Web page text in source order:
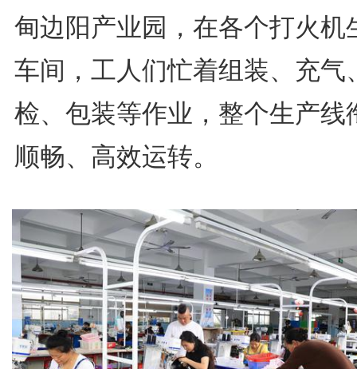
甸边阳产业园，在各个打火机
车间，工人们忙着组装、充气
检、包装等作业，整个生产线
顺畅、高效运转。